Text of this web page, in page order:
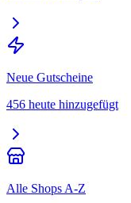
Neue Gutscheine
456 heute hinzugefügt
Alle Shops A-Z